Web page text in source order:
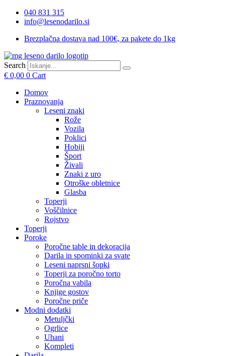
Skip
040 831 315
info@lesenodarilo.si
Brezplačna dostava nad 100€, za pakete do 1kg
Search
€ 0,00 0 Cart
Domov
Praznovanja
Leseni znaki
Rože
Vozila
Poklici
Hobiji
Šport
Živali
Znaki z uro
Otroške obletnice
Glasba
Toperji
Voščilnice
Rojstvo
Toperji
Poroke
Poročne table in dekoracija
Darila in spominki za svate
Leseni naprsni šopki
Toperji za poročno torto
Poročna vabila
Knjige gostov
Poročne priče
Modni dodatki
Metuljčki
Ogrlice
Uhani
Kompleti